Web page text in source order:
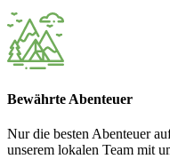
Bewährte Abenteuer
Nur die besten Abenteuer
unserem lokalen Team mit